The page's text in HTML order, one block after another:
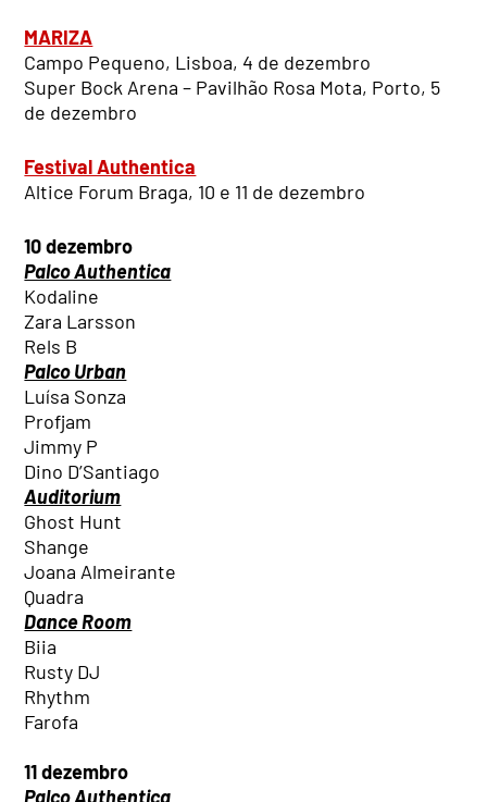
MARIZA
Campo Pequeno, Lisboa, 4 de dezembro
Super Bock Arena – Pavilhão Rosa Mota, Porto, 5
de dezembro
Festival Authentica
Altice Forum Braga, 10 e 11 de dezembro
10 dezembro
Palco Authentica
Kodaline
Zara Larsson
Rels B
Palco Urban
Luísa Sonza
Profjam
Jimmy P
Dino D’Santiago
Auditorium
Ghost Hunt
Shange
Joana Almeirante
Quadra
Dance Room
Biia
Rusty DJ
Rhythm
Farofa
11 dezembro
Palco Authentica